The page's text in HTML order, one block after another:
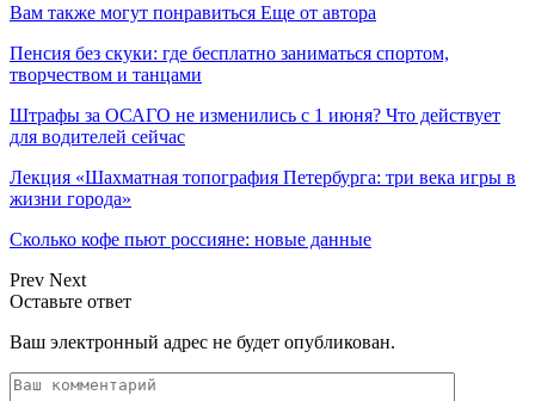
Вам также могут понравиться Еще от автора
Пенсия без скуки: где бесплатно заниматься спортом,
творчеством и танцами
Штрафы за ОСАГО не изменились с 1 июня? Что действует
для водителей сейчас
Лекция «Шахматная топография Петербурга: три века игры в
жизни города»
Сколько кофе пьют россияне: новые данные
Prev Next
Оставьте ответ
Ваш электронный адрес не будет опубликован.